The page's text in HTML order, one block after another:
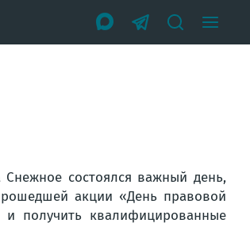
Снежное состоялся важный день,
акции «День правовой
получить квалифицированные